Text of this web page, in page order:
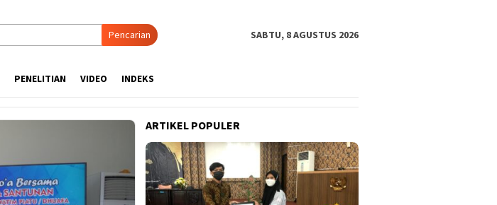
Pencarian SABTU, 8 AGUSTUS 2026
PENELITIAN VIDEO INDEKS
ARTIKEL POPULER